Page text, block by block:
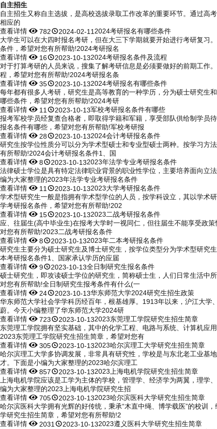
自主招生
自主招生又称自主选拔，是高校选拔录取工作改革的重要环节。通过
相应的
查看详情7822024-02-11 2024考研报名有哪些条件
大学生可以在大四时报名考研，但在大三下学期就要开始进行考研复习
条件，希望对您有所帮助!2024考研报名
查看详情 162023-10-132024考研报名条件及流程
对于打算考研的人员来说，搜集了解考研信息是必须要做好的前期工作
程，希望对您有所帮助!2024考研报名条
查看详情352023-10-132024考研报名有哪些条件
每年都有很多人考研，研究生是高等教育的一种学历，分为硕士研究生
哪些条件，希望对您有所帮助!2024考研
查看详情 11 2023-10-13军校考研报名条件有哪些
报考军校学员经复查合格者，即取得学籍和军籍，享受部队供给制学员
报名条件有哪些，希望对您有所帮助!军校考研报
查看详情 282023-10-132024会计考研报名条件
研究生按学位性质分可以分为学术型硕士和专业型硕士两种。按学习方
有所帮助!2024会计考研报名条件1、国
查看详情82023-10-132023年法学专业考研报名条件
法律硕士学位是具有特定法律职业背景的职业性学位，主要培养面向立
编为大家整理的2023年法学专业考研报名条件
查看详情 11 2023-10-132023大学考研报名条件
学术型研究生一般是指拥有学术型学位的人员，按学科设立，其以学术
学考研报名条件，希望对您有所帮助!202
查看详情 152023-10-132023二战考研报名条件
应、往届生(高中毕业生)在报考大学时一视同仁，但往届生不能享受政
对您有所帮助!2023二战考研报名条件
查看详情82023-10-132023年二本考研报名条件
研究生主要分为硕士研究生及博士研究生，按学位类型分为学术型研究
本考研报名条件1、国家承认学历的应届
查看详情92023-10-13全日制研究生报名条件
硕士研究生，即攻读硕士学位的研究生，简称硕士生，人们日常生活中
对您有所帮助!全日制研究生报考条件有什么(一
查看详情 242023-10-13华东师范大学2024研究生招生政策
华东师范大学社会学学科历经百年，根基雄厚。1913年以来，沪江大
蔚。今天小编整理了华东师范大学2024研
查看详情7232023-10-132023东莞理工学院研究生招生简章
东莞理工学院拥有坚实基础，其中的化学工程、电路与系统、计算机应
2023东莞理工学院研究生招生简章，希望对您有
查看详情3052023-10-132023哈尔滨理工大学研究生招生简章
哈尔滨理工大学多协调发展，非常具有研究性，学校是与东北老工业基
才。下面是小编为大家整理的2023哈尔滨理工
查看详情8572023-10-132023上海电机学院研究生招生简章
上海电机学院应该是工学为主体的学校，管理学、经济学为两翼，理
编为大家整理的2023上海电机学院研究生招
查看详情7052023-10-132023哈尔滨医科大学研究生招生简章
哈尔滨医科大学拥有光辉的好传统，秉承“木直中绳、博学载医”的校训
学研究生招生简章，希望对您有所帮助!2
查看详情 2031 2023-10-132023遵义医科大学研究生招生简章